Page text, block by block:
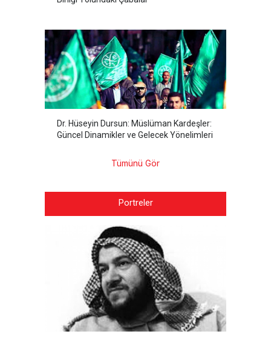
Dr. Hüseyin Dursun: Müslüman Kardeşler:
Güncel Dinamikler ve Gelecek Yönelimleri
Tümünü Gör
Portreler